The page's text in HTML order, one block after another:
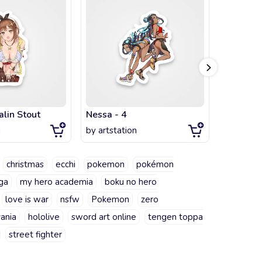
Stout Nessa - 4
by artstation
christmas ecchi pokemon
pokémon
my hero academia
boku no hero
love is war nsfw Pokemon
zero
hololive sword art online
tengen toppa
street fighter